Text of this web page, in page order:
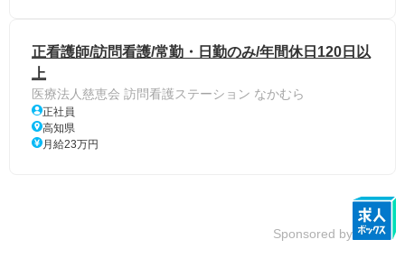
正看護師/訪問看護/常勤・日勤のみ/年間休日120日以
上
医療法人慈恵会 訪問看護ステーション なかむら
正社員
高知県
月給23万円
Sponsored by